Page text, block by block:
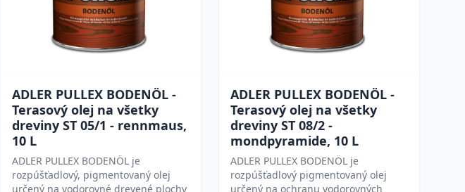
ADLER PULLEX BODENÖL -
Terasový olej na všetky
dreviny ST 05/1 - rennmaus,
10 L
ADLER PULLEX BODENÖL je
rozpúšťadlový, pigmentovaný olej
určený na vodorovné drevené plochy
ADLER PULLEX BODENÖL -
Terasový olej na všetky
dreviny ST 08/2 -
mondpyramide, 10 L
ADLER PULLEX BODENÖL je
rozpúšťadlový pigmentovaný olej
určený na ochranu vodorovných